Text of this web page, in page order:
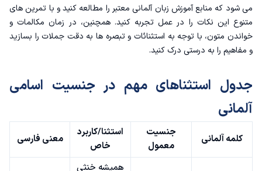
می شود که منابعآموزش زبان آلمانی معتبر را مطالعه کنید و با تمرین های
متنوع این نکات را در عمل تجربه کنید. همچنین، در زمان مکالمات و
خواندن متون، با توجه به استثنائات و تبصره ها به دقت جملات را بسازید
و مفاهیم را به درستی درک کنید.
جدول استثناهای مهم در جنسیت اسامی
آلمانی
کلمه آلمانی
جنسیت
معمول
استثنا/کاربرد
خاص
معنی فارسی
همیشه خنثی